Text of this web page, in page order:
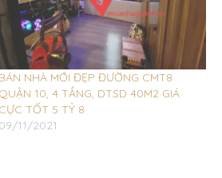
BÁN NHÀ MỚI ĐẸP ĐƯỜNG CMT8
QUẬN 10, 4 TẦNG, DTSD 40M2 GIÁ
CỰC TỐT 5 TỶ 8
09/11/2021